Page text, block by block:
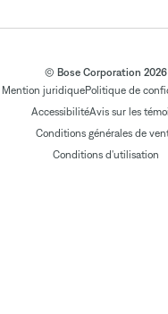
© Bose Corporation 2026
Mention juridiquePolitique de
AccessibilitéAvis sur les
Conditions générales de
Conditions d'utilisation